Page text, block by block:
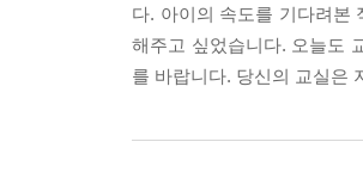
다. 아이의 속도를 기다려본
해주고 싶었습니다. 오늘도
를 바랍니다. 당신의 교실은